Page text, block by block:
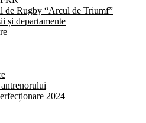
de Rugby “Arcul de Triumf”
și departamente
2024